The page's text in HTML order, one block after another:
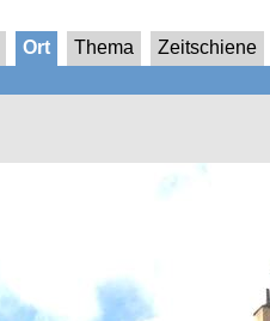
Ort Thema Zeitschiene